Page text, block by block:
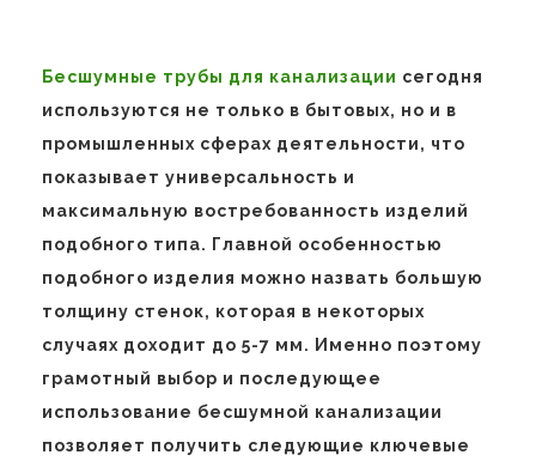
Бесшумные трубы для канализации сегодня
используются не только в бытовых, но и в
промышленных сферах деятельности, что
показывает универсальность и
максимальную востребованность изделий
подобного типа. Главной особенностью
подобного изделия можно назвать большую
толщину стенок, которая в некоторых
случаях доходит до 5-7 мм. Именно поэтому
грамотный выбор и последующее
использование бесшумной канализации
позволяет получить следующие ключевые